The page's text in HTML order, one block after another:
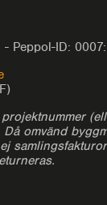
Peppol-ID:
omvänd